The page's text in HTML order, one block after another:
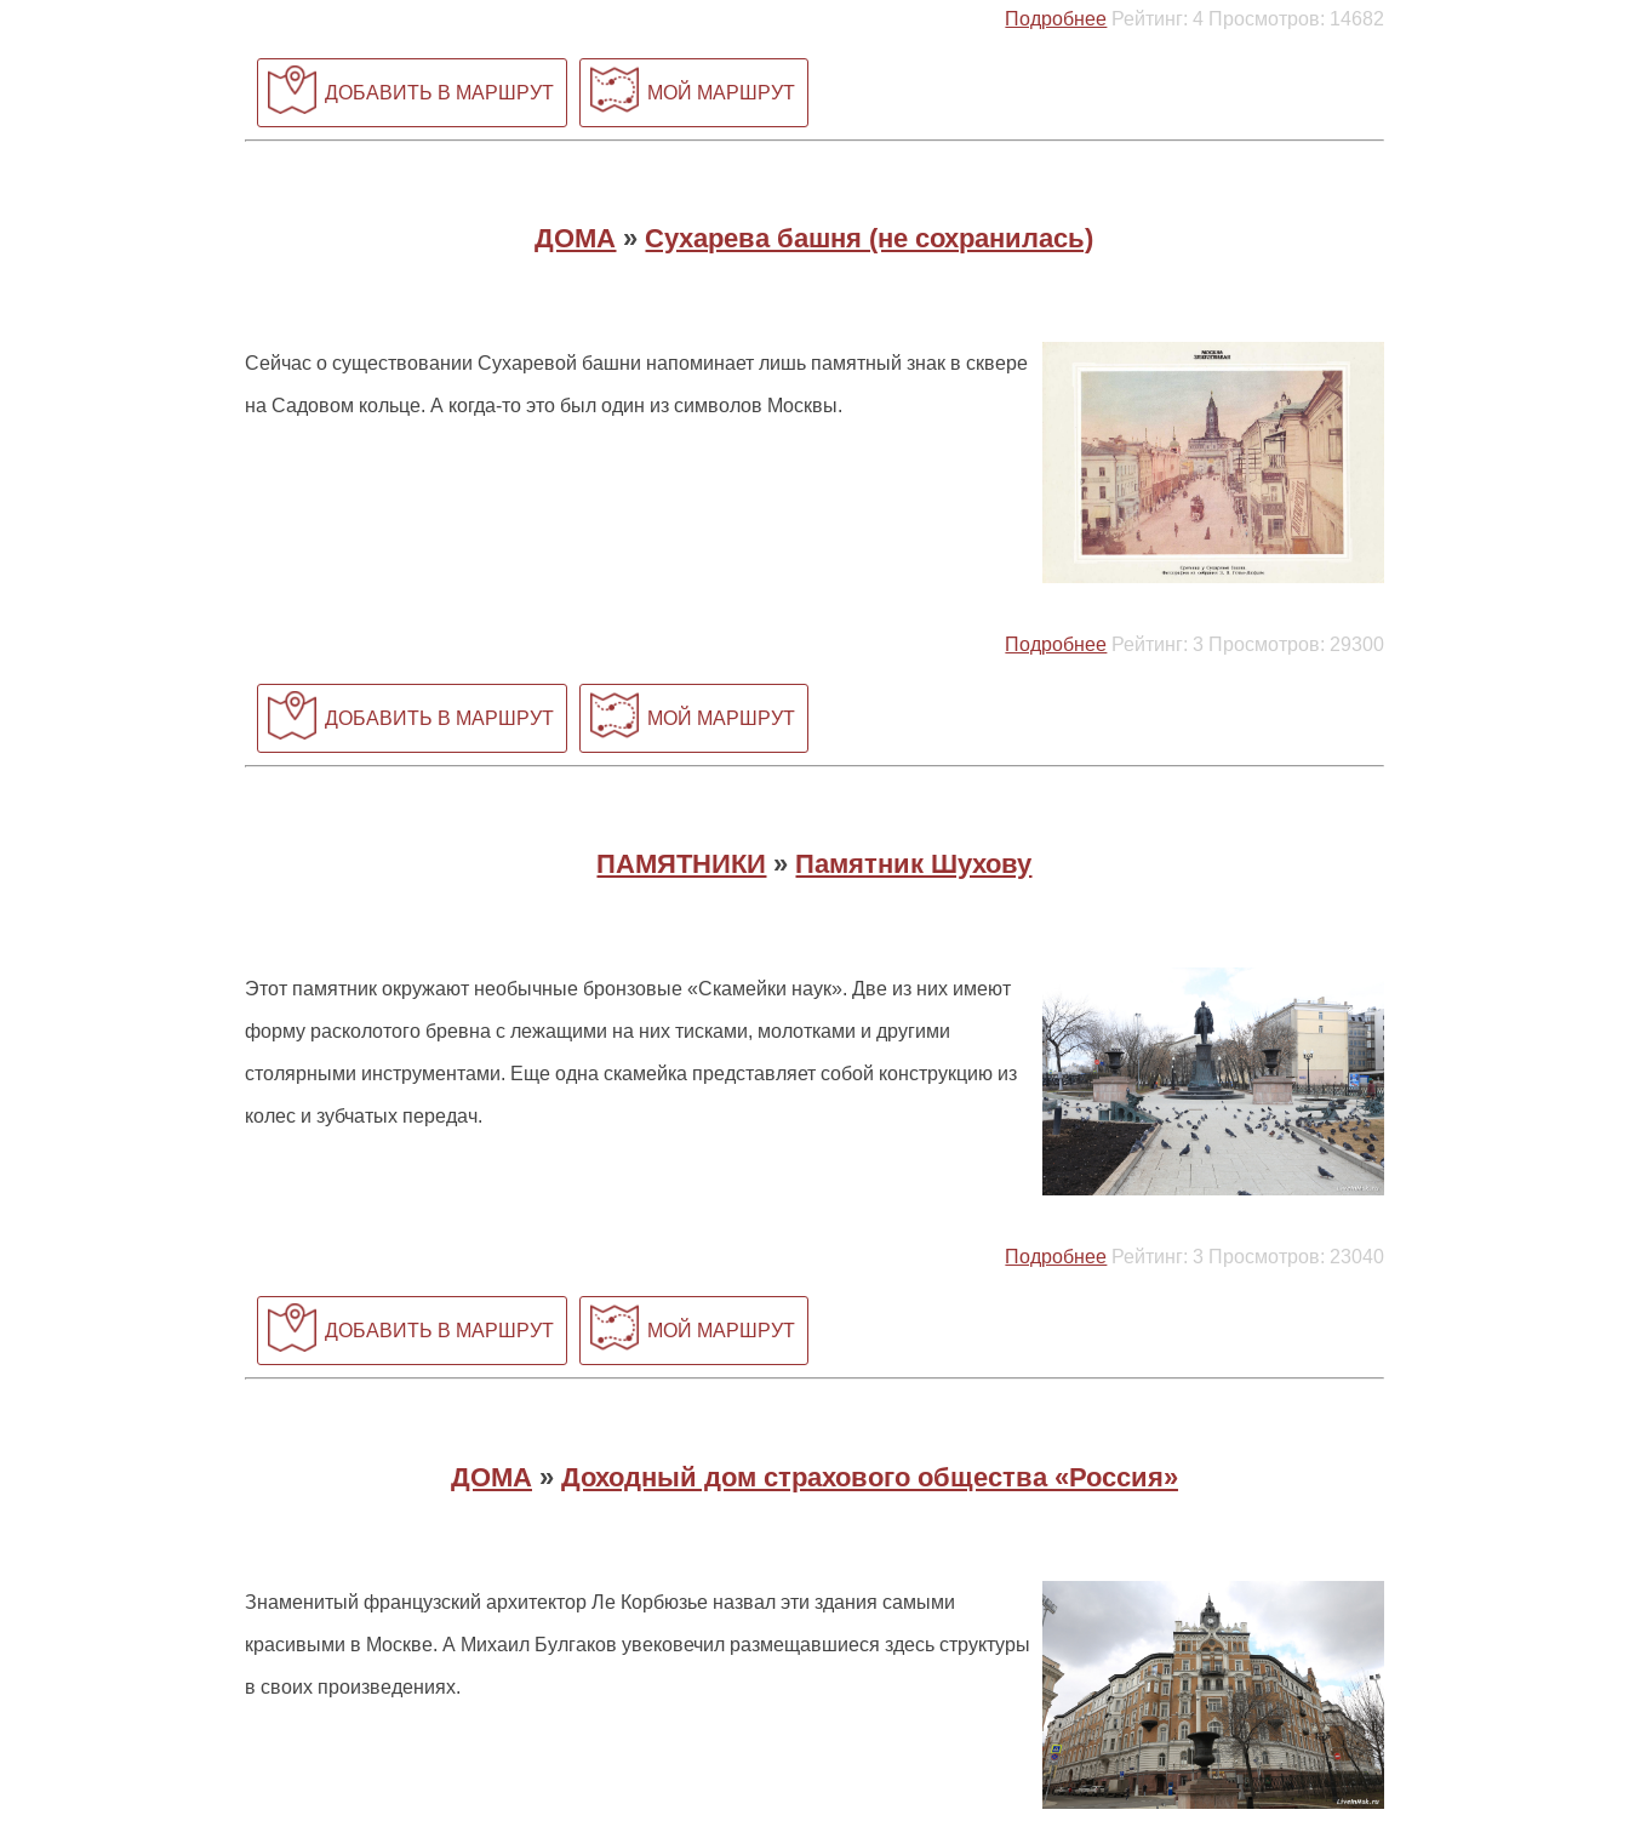
Подробнее Рейтинг: 4 Просмотров: 14682
ДОБАВИТЬ В МАРШРУТ МОЙ МАРШРУТ
ДОМА » Сухарева башня (не сохранилась)
Сейчас о существовании Сухаревой башни напоминает лишь памятный знак в сквере
на Садовом кольце. А когда-то это был один из символов Москвы.
Подробнее Рейтинг: 3 Просмотров: 29300
ДОБАВИТЬ В МАРШРУТ МОЙ МАРШРУТ
ПАМЯТНИКИ » Памятник Шухову
Этот памятник окружают необычные бронзовые «Скамейки наук». Две из них имеют
форму расколотого бревна с лежащими на них тисками, молотками и другими
столярными инструментами. Еще одна скамейка представляет собой конструкцию из
колес и зубчатых передач.
Подробнее Рейтинг: 3 Просмотров: 23040
ДОБАВИТЬ В МАРШРУТ МОЙ МАРШРУТ
ДОМА » Доходный дом страхового общества «Россия»
Знаменитый французский архитектор Ле Корбюзье назвал эти здания самыми
красивыми в Москве. А Михаил Булгаков увековечил размещавшиеся здесь структуры
в своих произведениях.